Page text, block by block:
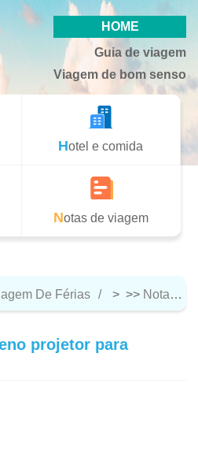
HOME
Guia de viagem
Viagem de bom senso
Hotel e comida
Notas de viagem
De Férias > >> Notas De Viagem
projetor para